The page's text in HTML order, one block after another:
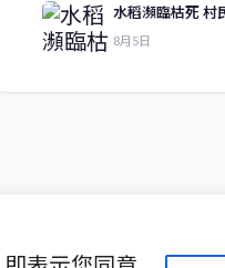
水稻瀕臨枯死 村
8月5日